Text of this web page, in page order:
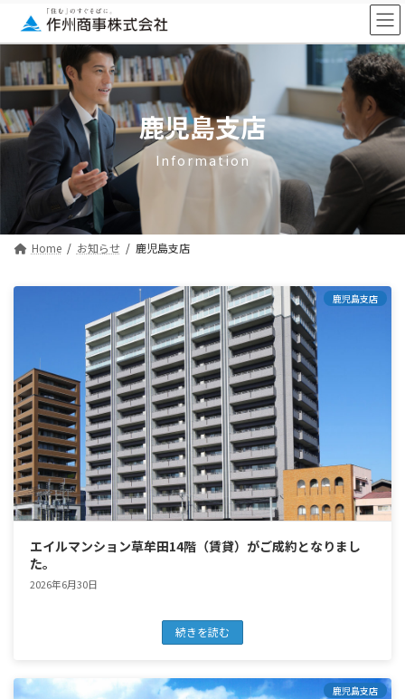
テ
ン
ス
キ
ゲ
ー
ン
に
鹿児島支店
Information
Home お知らせ 鹿児島支店
鹿児島支店
エイルマンション草牟田14階（賃貸）がご成約となりまし
た。
2026年6月30日
続きを読む
鹿児島支店